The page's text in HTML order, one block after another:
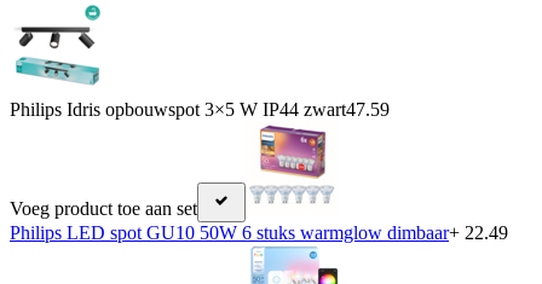
Philips Idris opbouwspot 3×5 W IP44 zwart47.59
Voeg product toe aan set
Philips LED spot GU10 50W 6 stuks warmglow dimbaar+ 22.49